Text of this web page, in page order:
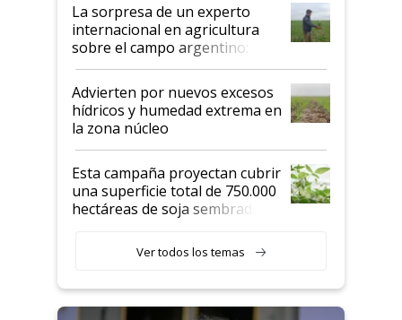
La sorpresa de un experto
internacional en agricultura
sobre el campo argentino:
"Estoy muy impresionado"
Advierten por nuevos excesos
hídricos y humedad extrema en
la zona núcleo
Esta campaña proyectan cubrir
una superficie total de 750.000
hectáreas de soja sembradas
variedades que marcan un
salto tecnológico en genética y
Ver todos los temas